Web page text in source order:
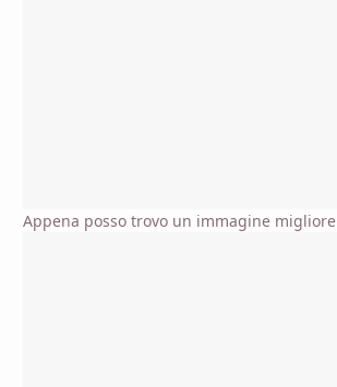
Appena posso trovo un immagine migliore